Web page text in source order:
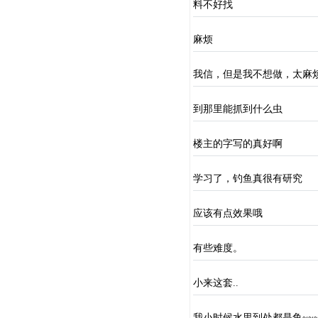
料不好找
麻烦
我信，但是我不想做，太麻
到那里能抓到什么虫
楼主的字写的真好啊
学习了，钓鱼真很有研究
应该有点效果哦
有些难度。
小来这套..